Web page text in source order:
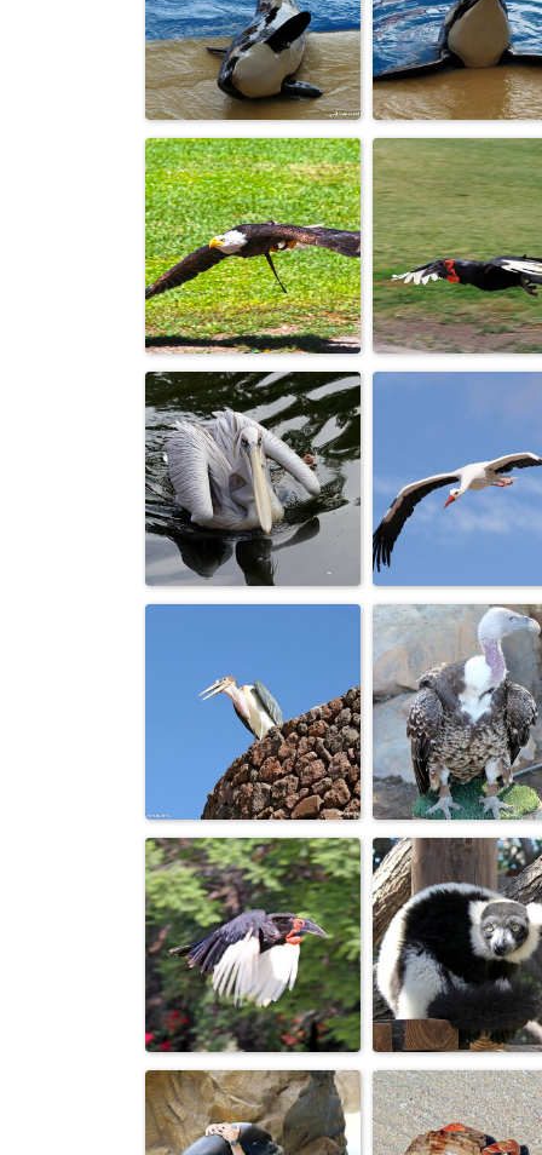
Тяжело летит.
Видимо только
что пообе...
Серьезный
Пузико почешите.
Здравствуйте,
меня звали?
Острый клюв.
зоркий глаз.
Громадный клюв
как ятаган...
Фото
ПОГОВОРИМ,
БРАТ.
Стервятник,
питается
ст...